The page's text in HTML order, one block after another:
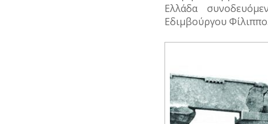
Ελλάδα
Εδιμβούργου